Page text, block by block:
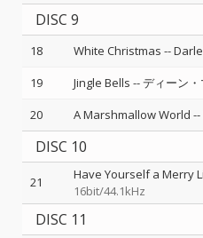
DISC 9
18 White Christmas --
19
Jingle Bells --ディーン
20
A Marshmallow World --
DISC 10
21 Have Yourself a Merry
16bit/44.1kHz
DISC 11